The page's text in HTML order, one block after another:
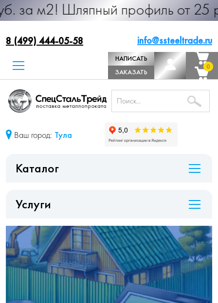
профиль от 25 руб. за
8 (499) 444-05-58 info@ssteeltrade.ru
НАПИСАТЬ
ДИРЕКТОРУ
ЗАКАЗАТЬ
ЗВОНОК
0
0
Ваш город: Тула
Каталог
Услуги